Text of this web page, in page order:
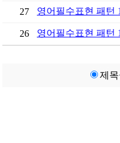
27 영어필수표현 패턴
26 영어필수표현 패턴
제